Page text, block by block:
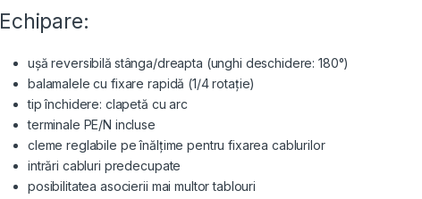
Echipare:
ușă reversibilă stânga/dreapta (unghi deschidere: 180°)
balamalele cu fixare rapidă (1/4 rotație)
tip închidere: clapetă cu arc
terminale PE/N incluse
cleme reglabile pe înălțime pentru fixarea cablurilor
intrări cabluri predecupate
posibilitatea asocierii mai multor tablouri